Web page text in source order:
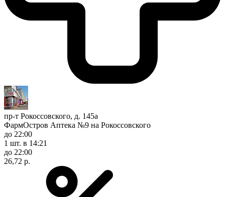
пр-т Рокоссовского, д. 145а
ФармОстров Аптека №9 на Рокоссовского
до 22:00
1 шт. в 14:21
до 22:00
26,72 р.